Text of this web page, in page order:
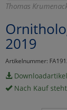
Thomas
2019
Artikelnummer:
Downloadartikel
Nach Kauf
Umfragetools